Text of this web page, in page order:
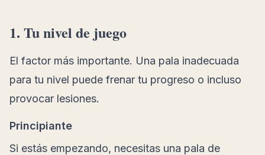
1. Tu nivel de juego
El factor más importante. Una pala inadecuada
para tu nivel puede frenar tu progreso o incluso
provocar lesiones.
Principiante
Si estás empezando, necesitas una pala de